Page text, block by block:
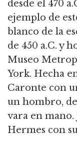
desde el 470
ejemplo de
blanco de la
de 450 a.C. y
Museo
York. Hecha
Caronte con
un hombro,
vara en mano.
Hermes con